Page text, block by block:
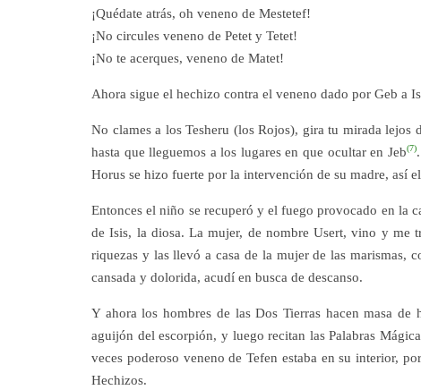
¡Quédate atrás, oh veneno de Mestetef!
¡No circules veneno de Petet y Tetet!
¡No te acerques, veneno de Matet!
Ahora sigue el hechizo contra el veneno dado por Geb a
No clames a los Tesheru (los Rojos), gira tu mirada lejos
hasta que lleguemos a los lugares en que ocultar en Jeb(7)
Horus se hizo fuerte por la intervención de su madre, así
Entonces el niño se recuperó y el fuego provocado en la
de Isis, la diosa. La mujer, de nombre Usert, vino y me
riquezas y las llevó a casa de la mujer de las marismas,
cansada y dolorida, acudí en busca de descanso.
Y ahora los hombres de las Dos Tierras hacen masa
aguijón del escorpión, y luego recitan las Palabras
veces poderoso veneno de Tefen estaba en su interior,
Hechizos.